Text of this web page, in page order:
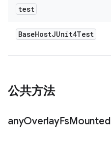
test
BaseHostJUnit4Test
公共方法
anyOverlayFsMounted